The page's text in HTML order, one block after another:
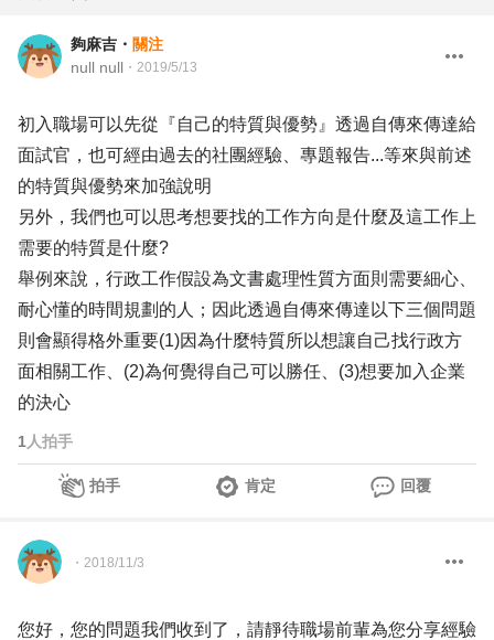
夠麻吉 ・ 關注
null null ・ 2019/5/13
初入職場可以先從『自己的特質與優勢』透過自傳來傳達給
面試官，也可經由過去的社團經驗、專題報告...等來與前述
的特質與優勢來加強說明
另外，我們也可以思考想要找的工作方向是什麼及這工作上
需要的特質是什麼?
舉例來說，行政工作假設為文書處理性質方面則需要細心、
耐心懂的時間規劃的人；因此透過自傳來傳達以下三個問題
則會顯得格外重要(1)因為什麼特質所以想讓自己找行政方
面相關工作、(2)為何覺得自己可以勝任、(3)想要加入企業
的決心
1 人拍手
拍手 肯定 回覆
・ 2018/11/3
您好，您的問題我們收到了，請靜待職場前輩為您分享經驗